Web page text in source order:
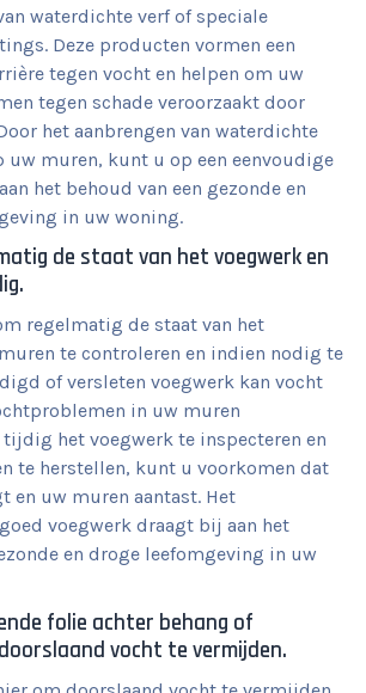
waterdichte verf of speciale
Deze producten vormen een
tegen vocht en helpen om uw
tegen schade veroorzaakt door
het aanbrengen van waterdichte
uw muren, kunt u op een eenvoudige
het behoud van een gezonde en
in uw woning.
de staat van het voegwerk en
regelmatig de staat van het
te controleren en indien nodig te
of versleten voegwerk kan vocht
in uw muren
tijdig het voegwerk te inspecteren en
te herstellen, kunt u voorkomen dat
en uw muren aantast. Het
voegwerk draagt bij aan het
en droge leefomgeving in uw
folie achter behang of
vocht te vermijden.